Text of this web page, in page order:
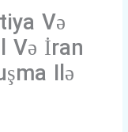
Və
Və İran
Ilə